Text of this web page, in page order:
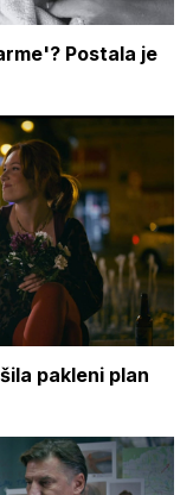
Postala je
pakleni plan